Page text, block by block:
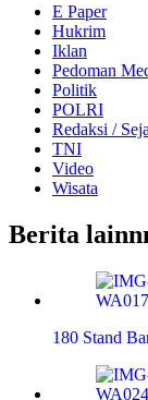
E Paper
Hukrim
Iklan
Pedoman
Politik
POLRI
Redaksi /
TNI
Video
Wisata
Berita
180 Stand